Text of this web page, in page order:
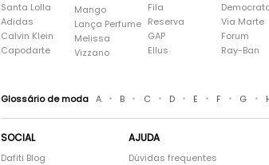
Santa Lolla
Adidas
Calvin Klein
Capodarte
Mango
Lança Perfume
Melissa
Vizzano
Fila
Reserva
GAP
Ellus
Via Marte
Forum
Ray-Ban
Glossário de moda A • B • C • D • E • F • G •
SOCIAL
Dafiti Blog
AJUDA
Dúvidas frequentes